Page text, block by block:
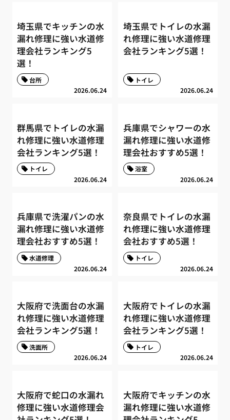
埼玉県でキッチンの水
漏れ修理に強い水道修
理会社ランキング5
選！
2026.06.24
台所
埼玉県でトイレの水漏
れ修理に強い水道修理
会社ランキング5選！
2026.06.24
トイレ
群馬県でトイレの水漏
れ修理に強い水道修理
会社ランキング5選！
2026.06.24
トイレ
兵庫県でシャワーの水
漏れ修理に強い水道修
理会社おすすめ5選！
2026.06.24
浴室
兵庫県で洗濯パンの水
漏れ修理に強い水道修
理会社おすすめ5選！
2026.06.24
水道修理
奈良県でトイレの水漏
れ修理に強い水道修理
会社おすすめ5選！
2026.06.24
トイレ
大阪府で洗面台の水漏
れ修理に強い水道修理
会社ランキング5選！
2026.06.24
洗面所
大阪府でトイレの水漏
れ修理に強い水道修理
会社ランキング5選！
2026.06.24
トイレ
大阪府で蛇口の水漏れ
修理に強い水道修理会
大阪府でキッチンの水
漏れ修理に強い水道修